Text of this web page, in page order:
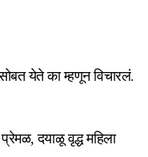
येते का म्हणून विचारलं.
दयाळू वृद्ध महिला